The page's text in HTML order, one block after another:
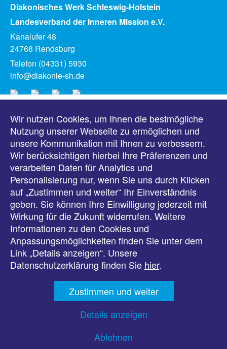
Diakonisches Werk Schleswig-Holstein
Landesverband der Inneren Mission e.V.
Kanalufer 48
24768 Rendsburg
Telefon (04331) 5930
info@diakonie-sh.de
Meldungen
Veranstaltungen
Downloads
Presse
Karriere
Kontakt
Datenschutz
Wir nutzen Cookies, um Ihnen die bestmögliche
Nutzung unserer Webseite zu ermöglichen und
unsere Kommunikation mit Ihnen zu verbessern.
Wir berücksichtigen hierbei Ihre Präferenzen und
verarbeiten Daten für Analytics und
Personalisierung nur, wenn Sie uns durch Klicken
auf „Zustimmen und weiter“ Ihr Einverständnis
geben. Sie können Ihre Einwilligung jederzeit mit
Wirkung für die Zukunft widerrufen. Weitere
Informationen zu den Cookies und
Anpassungsmöglichkeiten finden Sie unter dem
Link „Details anzeigen“. Unsere
Datenschutzerklärung finden Sie hier.
Zustimmen und weiter
Details anzeigen
Ablehnen